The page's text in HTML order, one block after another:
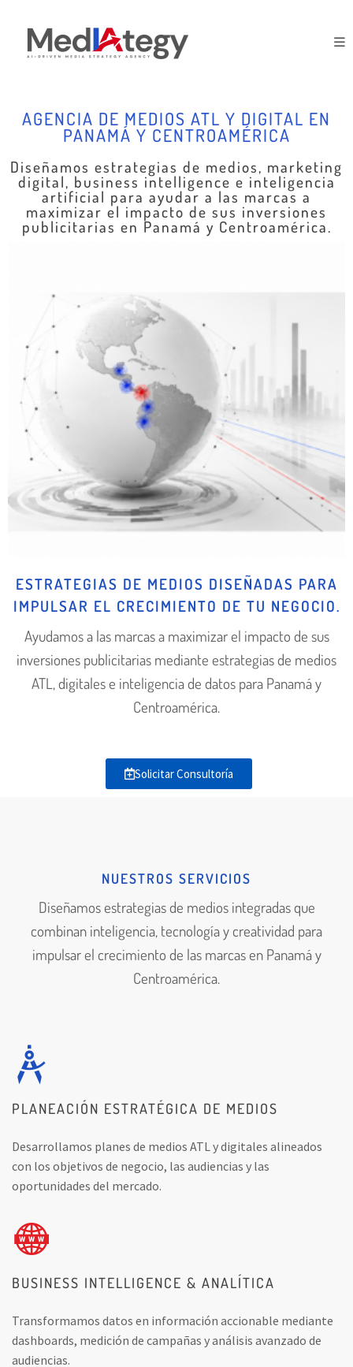
AGENCIA DE MEDIOS ATL Y DIGITAL EN
PANAMÁ Y CENTROAMÉRICA
Diseñamos estrategias de medios, marketing
digital, business intelligence e inteligencia
artificial para ayudar a las marcas a
maximizar el impacto de sus inversiones
publicitarias en Panamá y Centroamérica.
ESTRATEGIAS DE MEDIOS DISEÑADAS PARA
IMPULSAR EL CRECIMIENTO DE TU NEGOCIO.
Ayudamos a las marcas a maximizar el impacto de sus
inversiones publicitarias mediante estrategias de medios
ATL, digitales e inteligencia de datos para Panamá y
Centroamérica.
Solicitar Consultoría
NUESTROS SERVICIOS
Diseñamos estrategias de medios integradas que
combinan inteligencia, tecnología y creatividad para
impulsar el crecimiento de las marcas en Panamá y
Centroamérica.
PLANEACIÓN ESTRATÉGICA DE MEDIOS
Desarrollamos planes de medios ATL y digitales alineados
con los objetivos de negocio, las audiencias y las
oportunidades del mercado.
BUSINESS INTELLIGENCE & ANALÍTICA
Transformamos datos en información accionable mediante
dashboards, medición de campañas y análisis avanzado de
audiencias.